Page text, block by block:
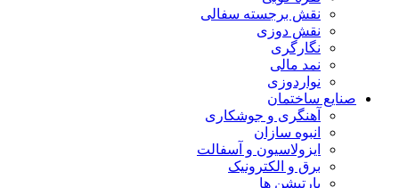
نقش برجسته سفالی
نقش دوزی
نگارگری
نمد مالی
نواردوزی
صنایع ساختمان
آهنگری و جوشکاری
انبوه سازان
ایزولاسیون و آسفالت
برق و الکترونیک
پارتیشن ها